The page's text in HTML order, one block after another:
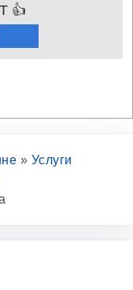
👍
» Услуги